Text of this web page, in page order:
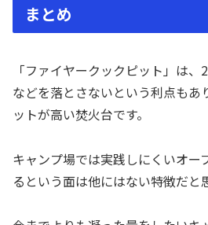
まとめ
「ファイヤークックピット」は
などを落とさないという利点もあ
ットが高い焚火台です。
キャンプ場では実践しにくいオー
るという面は他にはない特徴だと